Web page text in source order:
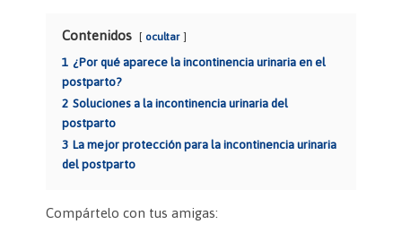
Contenidos ocultar
1 ¿Por qué aparece la incontinencia urinaria en el
postparto?
2 Soluciones a la incontinencia urinaria del
postparto
3 La mejor protección para la incontinencia urinaria
del postparto
Compártelo con tus amigas: